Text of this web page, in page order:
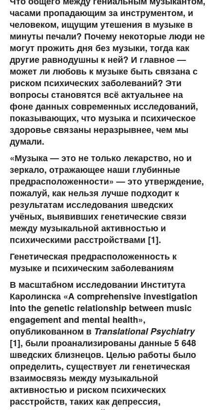
часами пропадающим за инструментом, и
человеком, ищущим утешения в музыке в
минуты печали? Почему некоторые люди не
могут прожить дня без музыки, тогда как
другие равнодушны к ней? И главное —
может ли любовь к музыке быть связана с
риском психических заболеваний? Эти
вопросы становятся всё актуальнее на
фоне данных современных исследований,
показывающих, что музыка и психическое
здоровье связаны неразрывнее, чем мы
думали.
«Музыка — это не только лекарство, но и
зеркало, отражающее наши глубинные
предрасположенности» — это утверждение,
пожалуй, как нельзя лучше подходит к
результатам исследования шведских
учёных, выявивших генетические связи
между музыкальной активностью и
психическими расстройствами [1].
Генетическая предрасположенность к
музыке и психическим заболеваниям
В масштабном исследовании Института
Каролинска «A comprehensive investigation
into the genetic relationship between music
engagement and mental health»,
опубликованном в Translational Psychiatry
[1], были проанализированы данные 5 648
шведских близнецов. Целью работы было
определить, существует ли генетическая
взаимосвязь между музыкальной
активностью и риском психических
расстройств, таких как депрессия,